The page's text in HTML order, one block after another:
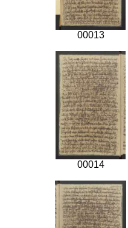
00013
00014